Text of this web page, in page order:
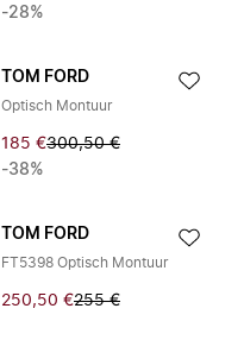
-28%
TOM FORD
Optisch Montuur
185 €300,50 €
-38%
TOM FORD
FT5398 Optisch Montuur
250,50 €255 €